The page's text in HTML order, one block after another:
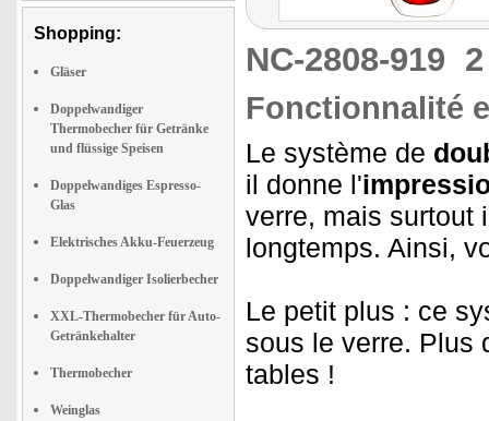
Shopping:
Gläser
Doppelwandiger
Thermobecher für Getränke
und flüssige Speisen
Doppelwandiges Espresso-
Glas
Elektrisches Akku-Feuerzeug
Doppelwandiger Isolierbecher
XXL-Thermobecher für Auto-
Getränkehalter
Thermobecher
Weinglas
NC-2808-919
Fonctionnalité
Le système de
il donne l'
verre, mais surtout
longtemps. Ainsi,
Le petit plus : ce
sous le verre. Plus
tables !